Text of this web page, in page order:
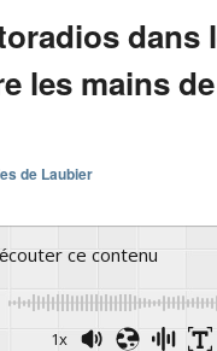
les mains
de Laubier
ce contenu
1x